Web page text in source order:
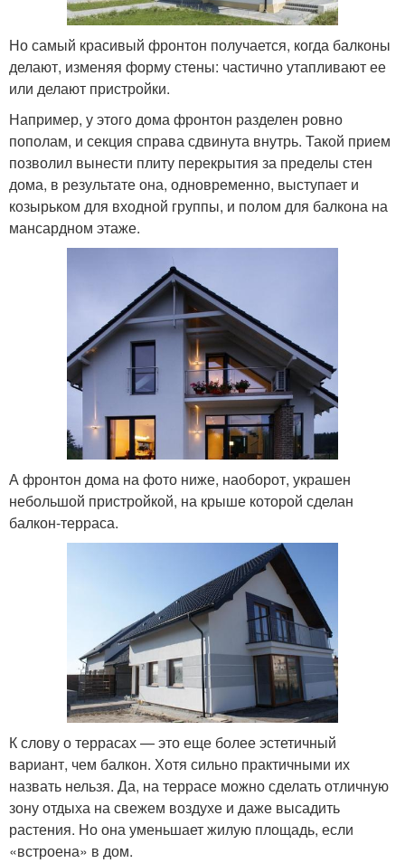
Но самый красивый фронтон получается, когда балконы
делают, изменяя форму стены: частично утапливают ее
или делают пристройки.
Например, у этого дома фронтон разделен ровно
пополам, и секция справа сдвинута внутрь. Такой прием
позволил вынести плиту перекрытия за пределы стен
дома, в результате она, одновременно, выступает и
козырьком для входной группы, и полом для балкона на
мансардном этаже.
А фронтон дома на фото ниже, наоборот, украшен
небольшой пристройкой, на крыше которой сделан
балкон-терраса.
К слову о террасах — это еще более эстетичный
вариант, чем балкон. Хотя сильно практичными их
назвать нельзя. Да, на террасе можно сделать отличную
зону отдыха на свежем воздухе и даже высадить
растения. Но она уменьшает жилую площадь, если
«встроена» в дом.